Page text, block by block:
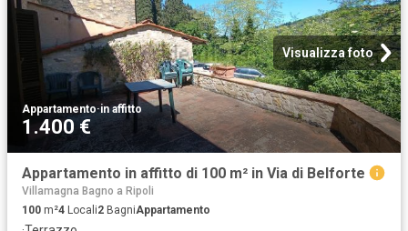
Visualizza foto
Appartamento·in affitto
1.400 €
Appartamento in affitto di 100 m² in Via di Belforte
Villamagna Bagno a Ripoli
100 m²4 Locali2 BagniAppartamento